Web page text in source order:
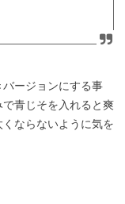
ージョンにする事
青じそを入れると爽
ならないように気を